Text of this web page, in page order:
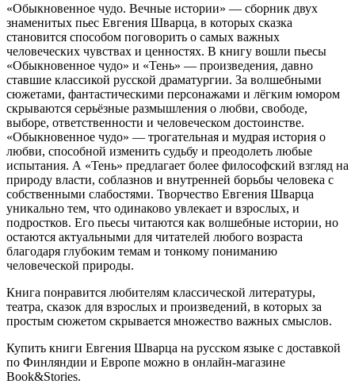
«Обыкновенное чудо. Вечные истории» — сборник двух
знаменитых пьес Евгения Шварца, в которых сказка
становится способом поговорить о самых важных
человеческих чувствах и ценностях. В книгу вошли пьесы
«Обыкновенное чудо» и «Тень» — произведения, давно
ставшие классикой русской драматургии. За волшебными
сюжетами, фантастическими персонажами и лёгким юмором
скрываются серьёзные размышления о любви, свободе,
выборе, ответственности и человеческом достоинстве.
«Обыкновенное чудо» — трогательная и мудрая история о
любви, способной изменить судьбу и преодолеть любые
испытания. А «Тень» предлагает более философский взгляд на
природу власти, соблазнов и внутренней борьбы человека с
собственными слабостями. Творчество Евгения Шварца
уникально тем, что одинаково увлекает и взрослых, и
подростков. Его пьесы читаются как волшебные истории, но
остаются актуальными для читателей любого возраста
благодаря глубоким темам и тонкому пониманию
человеческой природы.
Книга понравится любителям классической литературы,
театра, сказок для взрослых и произведений, в которых за
простым сюжетом скрывается множество важных смыслов.
Купить книги Евгения Шварца на русском языке с доставкой
по Финляндии и Европе можно в онлайн-магазине
Book&Stories.